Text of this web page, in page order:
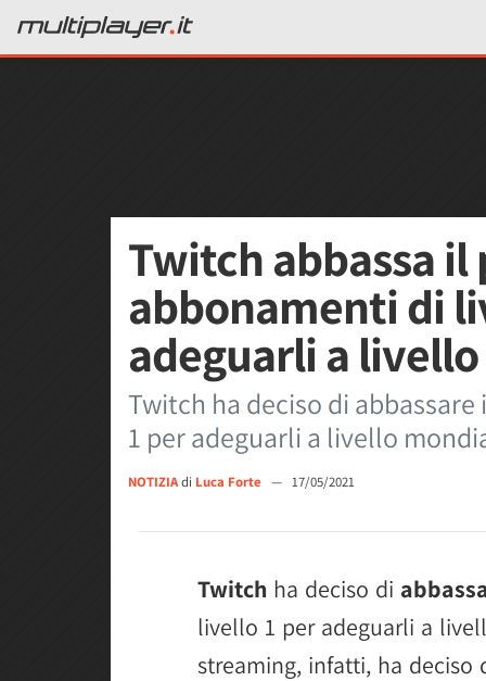
Twitch abbassa il
abbonamenti di
adeguarli a
Twitch ha deciso di
1 per adeguarli a livello
NOTIZIAdi Luca Forte — 17/05/2021
Twitch ha deciso di
livello 1 per adeguarli a
streaming, infatti, ha deciso